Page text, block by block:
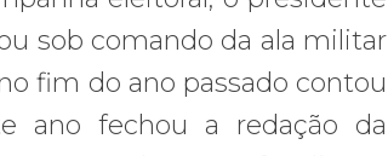
sob comando da ala militar
fim do ano passado contou
ano fechou a redação da